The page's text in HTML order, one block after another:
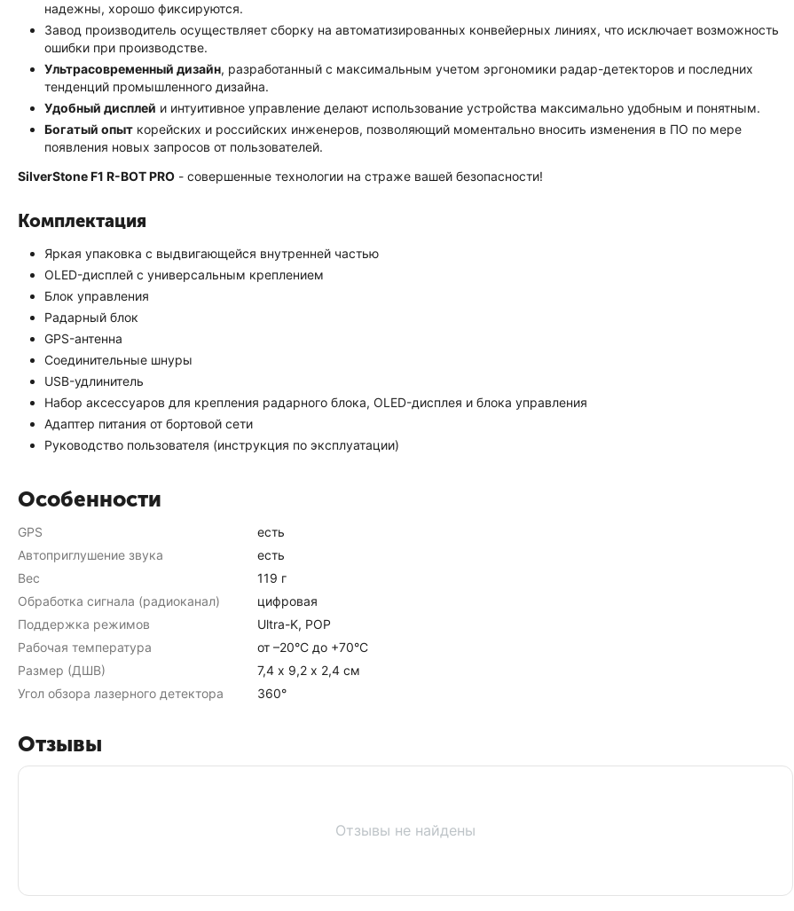
надежны, хорошо фиксируются.
Завод производитель осуществляет сборку на автоматизированных конвейерных линиях, что исключает возможность
ошибки при производстве.
Ультрасовременный дизайн, разработанный с максимальным учетом эргономики радар-детекторов и последних
тенденций промышленного дизайна.
Удобный дисплей и интуитивное управление делают использование устройства максимально удобным и понятным.
Богатый опыт корейских и российских инженеров, позволяющий моментально вносить изменения в ПО по мере
появления новых запросов от пользователей.
SilverStone F1 R-BOT PRO - совершенные технологии на страже вашей безопасности!
Комплектация
Яркая упаковка с выдвигающейся внутренней частью
OLED-дисплей с универсальным креплением
Блок управления
Радарный блок
GPS-антенна
Соединительные шнуры
USB-удлинитель
Набор аксессуаров для крепления радарного блока, OLED-дисплея и блока управления
Адаптер питания от бортовой сети
Руководство пользователя (инструкция по эксплуатации)
Особенности
GPS
есть
Автоприглушение звука
есть
Вес
119 г
Обработка сигнала (радиоканал)
цифровая
Поддержка режимов
Ultra-K, POP
Рабочая температура
от –20°С до +70°С
Размер (ДШВ)
7,4 х 9,2 х 2,4 см
Угол обзора лазерного детектора
360°
Отзывы
Отзывы не найдены